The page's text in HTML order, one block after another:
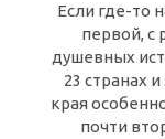
Если где-то
первой, с
душевных
23 странах
края
почти